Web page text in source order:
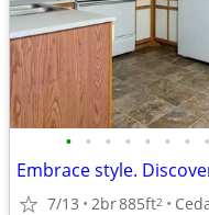
• • • • • • • •
Embrace style.
7/13 2br885ft2